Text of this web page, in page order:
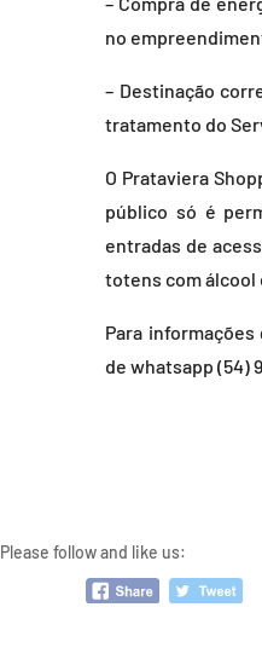
no
– Destinação
tratamento do
O Prataviera
público só é
entradas de
totens com álcool
Para
de whatsapp (54)
Please follow and like us: